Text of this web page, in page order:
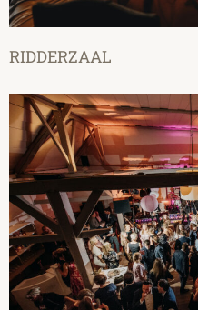
RIDDERZAAL